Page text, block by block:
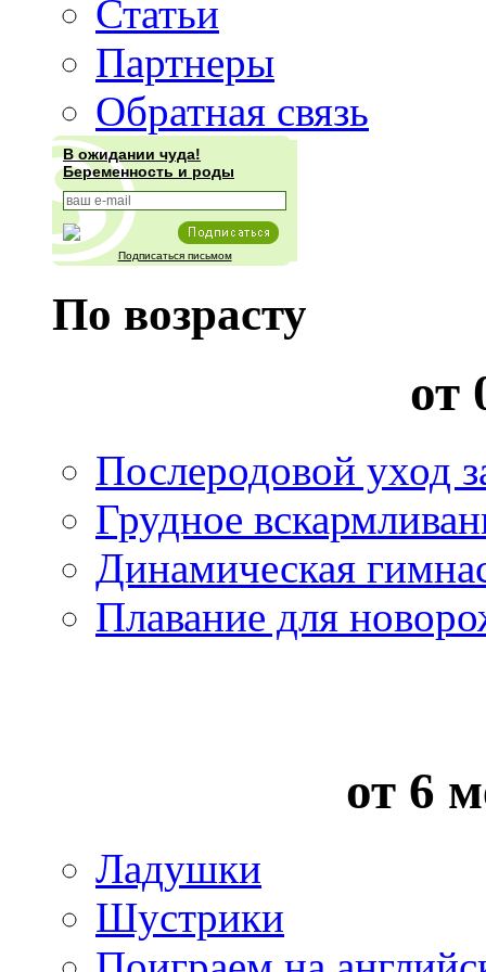
Статьи
Партнеры
Обратная связь
В ожидании чуда!
Беременность и роды
Подписаться письмом
По возрасту
от
Послеродовой уход
Грудное
Динамическая
Плавание для
от 6
Ладушки
Шустрики